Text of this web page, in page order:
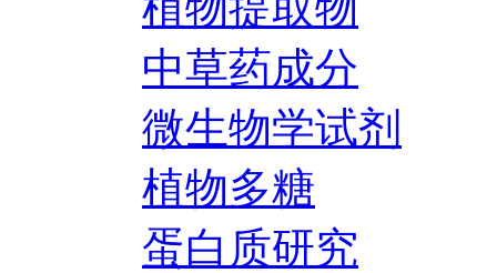
中草药成分
微生物学试剂
植物多糖
蛋白质研究